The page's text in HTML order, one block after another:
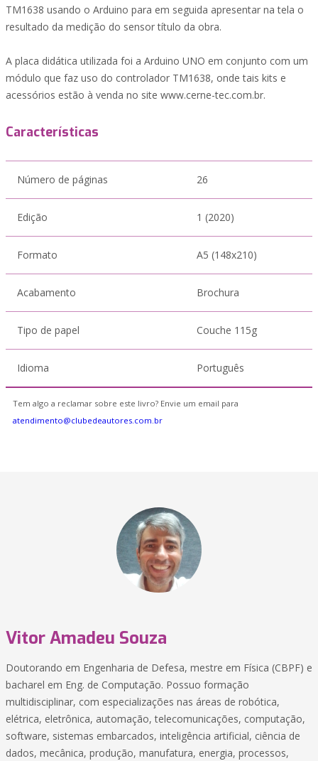
TM1638 usando o Arduino para em seguida apresentar na tela o
resultado da medição do sensor título da obra.
A placa didática utilizada foi a Arduino UNO em conjunto com um
módulo que faz uso do controlador TM1638, onde tais kits e
acessórios estão à venda no site www.cerne-tec.com.br.
Características
Número de páginas 26
Edição 1 (2020)
Formato A5 (148x210)
Acabamento Brochura
Tipo de papel Couche 115g
Idioma Português
Tem algo a reclamar sobre este livro? Envie um email para
atendimento@clubedeautores.com.br
Vitor Amadeu Souza
Doutorando em Engenharia de Defesa, mestre em Física (CBPF) e
bacharel em Eng. de Computação. Possuo formação
multidisciplinar, com especializações nas áreas de robótica,
elétrica, eletrônica, automação, telecomunicações, computação,
software, sistemas embarcados, inteligência artificial, ciência de
dados, mecânica, produção, manufatura, energia, processos,